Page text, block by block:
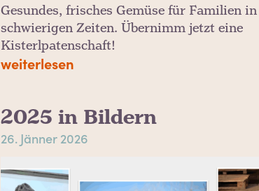
Gesundes, frisches Gemüse für Familien in
schwierigen Zeiten. Übernimm jetzt eine
Kisterlpatenschaft!
weiterlesen
2025 in Bildern
26. Jänner 2026